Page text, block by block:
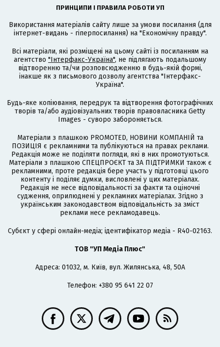
ПРИНЦИПИ І ПРАВИЛА РОБОТИ УП
Використання матеріалів сайту лише за умови посилання (для
інтернет-видань - гіперпосилання) на "Економічну правду".
Всі матеріали, які розміщені на цьому сайті із посиланням на
агентство "Інтерфакс-Україна", не підлягають подальшому
відтворенню та/чи розповсюдженню в будь-якій формі,
інакше як з письмового дозволу агентства "Інтерфакс-
Україна".
Будь-яке копіювання, передрук та відтворення фотографічних
творів та/або аудіовізуальних творів правовласника Getty
Images - суворо забороняється.
Матеріали з плашкою PROMOTED, НОВИНИ КОМПАНІЙ та
ПОЗИЦІЯ є рекламними та публікуються на правах реклами.
Редакція може не поділяти погляди, які в них промотуються.
Матеріали з плашкою СПЕЦПРОЄКТ та ЗА ПІДТРИМКИ також є
рекламними, проте редакція бере участь у підготовці цього
контенту і поділяє думки, висловлені у цих матеріалах.
Редакція не несе відповідальності за факти та оціночні
судження, оприлюднені у рекламних матеріалах. Згідно з
українським законодавством відповідальність за зміст
реклами несе рекламодавець.
Cубєкт у сфері онлайн-медіа; ідентифікатор медіа - R40-02163.
ТОВ "УП Медіа Плюс"
Адреса: 01032, м. Київ, вул. Жилянська, 48, 50А
Телефон: +380 95 641 22 07